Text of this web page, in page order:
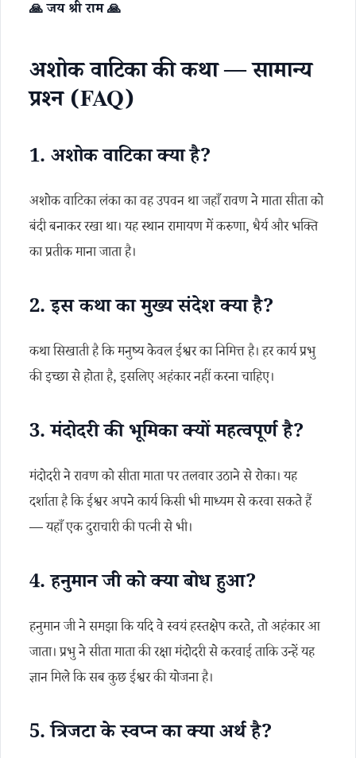
🙏 जय श्री राम 🙏
अशोक वाटिका की कथा — सामान्य
प्रश्न (FAQ)
1. अशोक वाटिका क्या है?
अशोक वाटिका लंका का वह उपवन था जहाँ रावण ने माता सीता को
बंदी बनाकर रखा था। यह स्थान रामायण में करुणा, धैर्य और भक्ति
का प्रतीक माना जाता है।
2. इस कथा का मुख्य संदेश क्या है?
कथा सिखाती है कि मनुष्य केवल ईश्वर का निमित्त है। हर कार्य प्रभु
की इच्छा से होता है, इसलिए अहंकार नहीं करना चाहिए।
3. मंदोदरी की भूमिका क्यों महत्वपूर्ण है?
मंदोदरी ने रावण को सीता माता पर तलवार उठाने से रोका। यह
दर्शाता है कि ईश्वर अपने कार्य किसी भी माध्यम से करवा सकते हैं
— यहाँ एक दुराचारी की पत्नी से भी।
4. हनुमान जी को क्या बोध हुआ?
हनुमान जी ने समझा कि यदि वे स्वयं हस्तक्षेप करते, तो अहंकार आ
जाता। प्रभु ने सीता माता की रक्षा मंदोदरी से करवाई ताकि उन्हें यह
ज्ञान मिले कि सब कुछ ईश्वर की योजना है।
5. त्रिजटा के स्वप्न का क्या अर्थ है?